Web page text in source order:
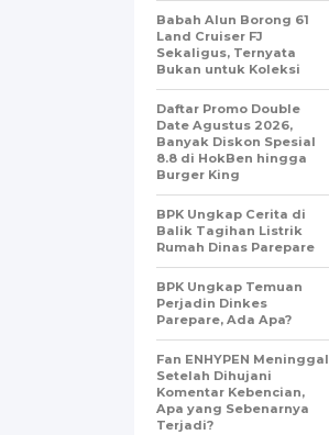
Babah Alun Borong 61
Land Cruiser FJ
Sekaligus, Ternyata
Bukan untuk Koleksi
Daftar Promo Double
Date Agustus 2026,
Banyak Diskon Spesial
8.8 di HokBen hingga
Burger King ‎
BPK Ungkap Cerita di
Balik Tagihan Listrik
Rumah Dinas Parepare
BPK Ungkap Temuan
Perjadin Dinkes
Parepare, Ada Apa?
Fan ENHYPEN Meninggal
Setelah Dihujani
Komentar Kebencian,
Apa yang Sebenarnya
Terjadi?